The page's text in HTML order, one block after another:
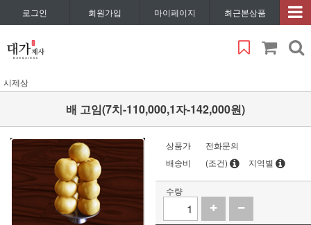
로그인 회원가입 마이페이지 최근본상품
시제상
배 고임(7치-110,000,1자-142,000원)
상품가
전화문의
배송비
(조건) 지역별
수량